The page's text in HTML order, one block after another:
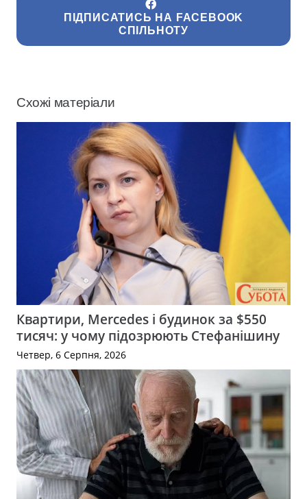
ПІДПИСАТИСЬ НА FACEBOOK
СПІЛЬНОТУ
Схожі матеріали
Квартири, Mercedes і будинок за $550
тисяч: у чому підозрюють Стефанішину
Четвер, 6 Серпня, 2026